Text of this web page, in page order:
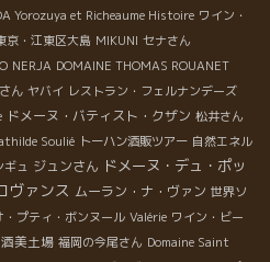
Yorozuya et Richeaume Histoire ワイン・
京・江東区大島 MIKUNI セナさん
NERJA DOMAINE THOMAS ROUANET
ん ヤバイ レストラン・フェルナンデーズ
ドメーヌ・バティスト・クザン 松井さん
Soulié トーハン酒販ツアー 自然エネル
ギュ ジュンさん ドメーヌ・デュ・ポッ
ヴァンス ムーラン・ナ・ヴァン 世界ソ
・プティ・ボンヌール Valérie ワイン・ビー
酒美土場 福岡の今尾さん Domaine Saint